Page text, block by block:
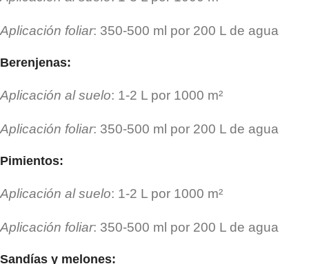
Aplicación foliar: 350-500 ml por 200 L de agua
Berenjenas:
Aplicación al suelo: 1-2 L por 1000 m²
Aplicación foliar: 350-500 ml por 200 L de agua
Pimientos:
Aplicación al suelo: 1-2 L por 1000 m²
Aplicación foliar: 350-500 ml por 200 L de agua
Sandías y melones: